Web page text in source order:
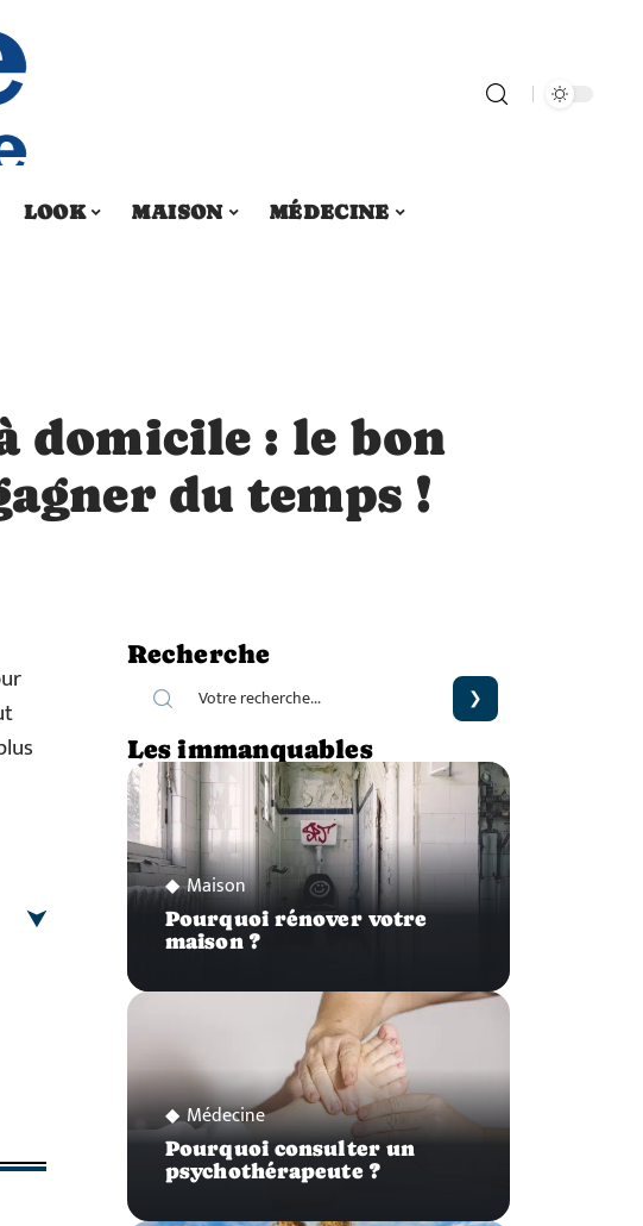
LOOK MAISON
MÉDECINE
domicile : le bon
du temps !
Recherche
Les immanquables
Maison
Pourquoi rénover votre
maison ?
Médecine
Pourquoi consulter un
psychothérapeute ?